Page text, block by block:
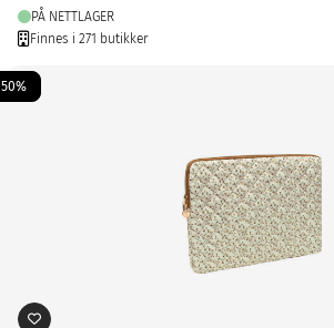
PÅ NETTLAGER
Finnes i 271 butikker
50%